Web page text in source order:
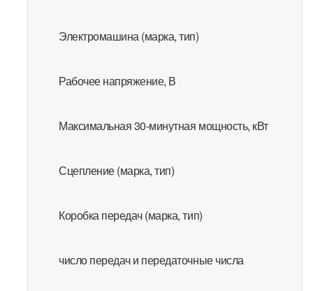
Электромашина (марка, тип)
Рабочее напряжение, В
Максимальная 30-минутная мощность, кВт
Сцепление (марка, тип)
Коробка передач (марка, тип)
число передач и передаточные числа